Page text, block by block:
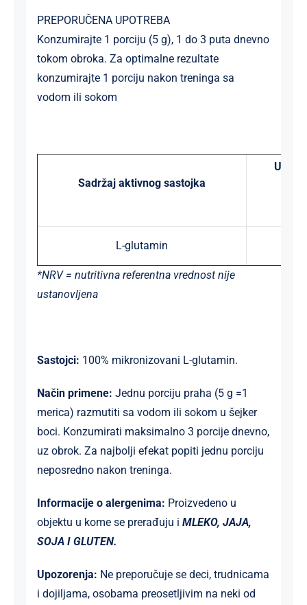
PREPORUČENA UPOTREBA
Konzumirajte 1 porciju (5 g), 1 do 3 puta dnevno
tokom obroka. Za optimalne rezultate
konzumirajte 1 porciju nakon treninga sa
vodom ili sokom
Sadržaj aktivnog sastojka
U
L-glutamin
*NRV = nutritivna referentna vrednost nije
ustanovljena
Sastojci: 100% mikronizovani L-glutamin.
Način primene: Jednu porciju praha (5 g =1
merica) razmutiti sa vodom ili sokom u šejker
boci. Konzumirati maksimalno 3 porcije dnevno,
uz obrok. Za najbolji efekat popiti jednu porciju
neposredno nakon treninga.
Informacije o alergenima: Proizvedeno u
objektu u kome se prerađuju i MLEKO, JAJA,
SOJA I GLUTEN.
Upozorenja: Ne preporučuje se deci, trudnicama
i dojiljama, osobama preosetljivim na neki od